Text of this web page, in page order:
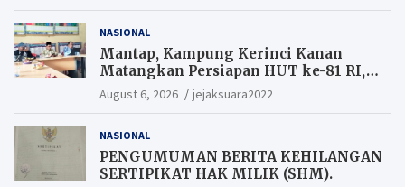
NASIONAL
Mantap, Kampung Kerinci Kanan
Matangkan Persiapan HUT ke-81 RI,
Warga yang ikut Upacara
Berkesempatan Raih Hadiah
August 6, 2026 jejaksuara2022
NASIONAL
PENGUMUMAN BERITA KEHILANGAN
SERTIPIKAT HAK MILIK (SHM).